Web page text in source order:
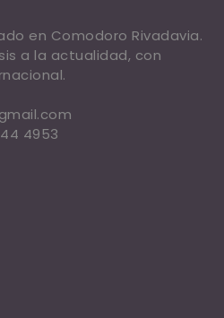
en Comodoro Rivadavia.
a la actualidad, con
4953